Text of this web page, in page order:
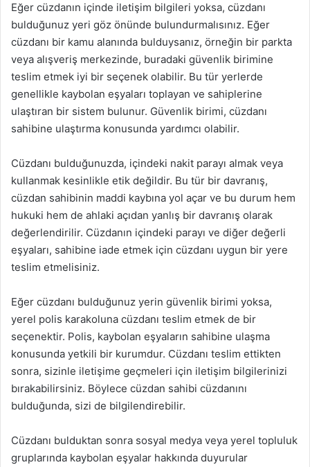
Eğer cüzdanın içinde iletişim bilgileri yoksa, cüzdanı
bulduğunuz yeri göz önünde bulundurmalısınız. Eğer
cüzdanı bir kamu alanında bulduysanız, örneğin bir parkta
veya alışveriş merkezinde, buradaki güvenlik birimine
teslim etmek iyi bir seçenek olabilir. Bu tür yerlerde
genellikle kaybolan eşyaları toplayan ve sahiplerine
ulaştıran bir sistem bulunur. Güvenlik birimi, cüzdanı
sahibine ulaştırma konusunda yardımcı olabilir.
Cüzdanı bulduğunuzda, içindeki nakit parayı almak veya
kullanmak kesinlikle etik değildir. Bu tür bir davranış,
cüzdan sahibinin maddi kaybına yol açar ve bu durum hem
hukuki hem de ahlaki açıdan yanlış bir davranış olarak
değerlendirilir. Cüzdanın içindeki parayı ve diğer değerli
eşyaları, sahibine iade etmek için cüzdanı uygun bir yere
teslim etmelisiniz.
Eğer cüzdanı bulduğunuz yerin güvenlik birimi yoksa,
yerel polis karakoluna cüzdanı teslim etmek de bir
seçenektir. Polis, kaybolan eşyaların sahibine ulaşma
konusunda yetkili bir kurumdur. Cüzdanı teslim ettikten
sonra, sizinle iletişime geçmeleri için iletişim bilgilerinizi
bırakabilirsiniz. Böylece cüzdan sahibi cüzdanını
bulduğunda, sizi de bilgilendirebilir.
Cüzdanı bulduktan sonra sosyal medya veya yerel topluluk
gruplarında kaybolan eşyalar hakkında duyurular